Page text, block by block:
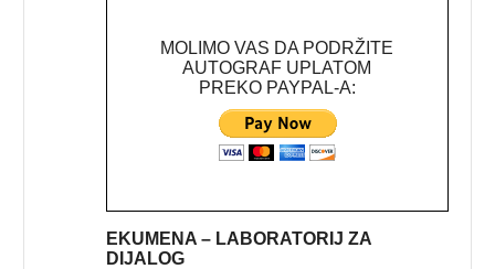
MOLIMO VAS DA PODRŽITE
AUTOGRAF UPLATOM
PREKO PAYPAL-A:
EKUMENA – LABORATORIJ ZA
DIJALOG